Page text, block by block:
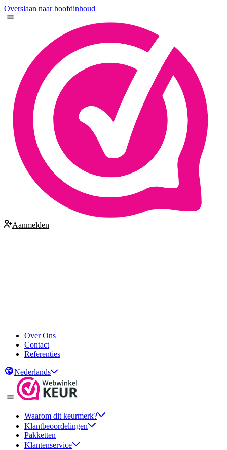
Overslaan naar hoofdinhoud
Aanmelden
Over Ons
Contact
Referenties
Nederlands
Waarom dit keurmerk?
Klantbeoordelingen
Pakketten
Klantenservice